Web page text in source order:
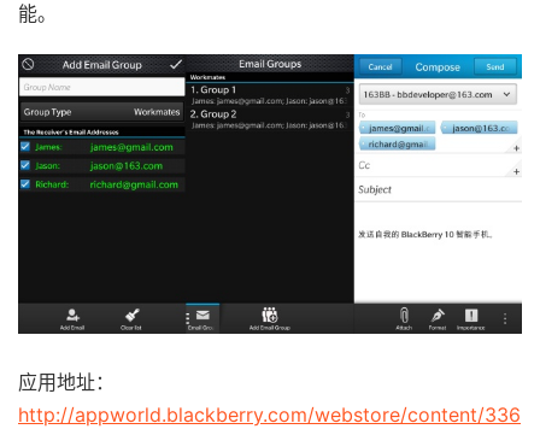
能。
应用地址：
http://appworld.blackberry.com/webstore/content/336